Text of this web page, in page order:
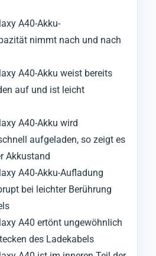
A40-Akku-
nimmt nach und nach
A40-Akku weist bereits
auf und ist leicht
A40-Akku wird
aufgeladen, so zeigt es
Akkustand
A40-Akku-Aufladung
bei leichter Berührung
A40 ertönt ungewöhnlich
des Ladekabels